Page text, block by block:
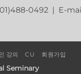
0492 | E-
강의 CU 회원가입
Seminary